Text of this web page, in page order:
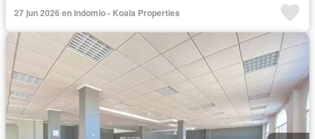
27 jun 2026 en Indomio - Koala Properties